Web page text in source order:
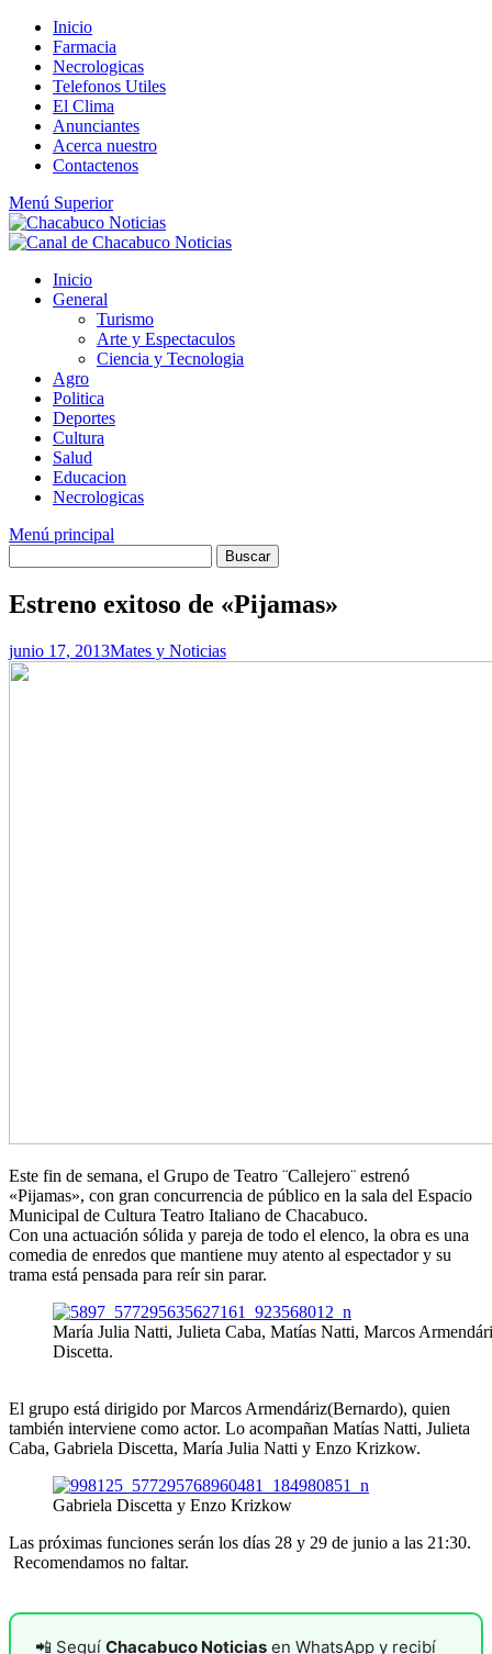
Saltar
contenido
Inicio
Farmacia
Necrologicas
Telefonos Utiles
El Clima
Anunciantes
Acerca nuestro
Contactenos
Menú Superior
Inicio
General
Turismo
Arte y Espectaculos
Ciencia y Tecnologia
Agro
Politica
Deportes
Cultura
Salud
Educacion
Necrologicas
Menú principal
Estreno exitoso de «Pijamas»
junio 17, 2013Mates y Noticias
Este fin de semana, el Grupo de Teatro ¨Callejero¨ estrenó
«Pijamas», con gran concurrencia de público en la sala del Espacio
Municipal de Cultura Teatro Italiano de Chacabuco.
Con una actuación sólida y pareja de todo el elenco, la obra es una
comedia de enredos que mantiene muy atento al espectador y su
trama está pensada para reír sin parar.
María Julia Natti, Julieta Caba, Matías Natti, Marcos
Discetta.
El grupo está dirigido por Marcos Armendáriz(Bernardo), quien
también interviene como actor. Lo acompañan Matías Natti, Julieta
Caba, Gabriela Discetta, María Julia Natti y Enzo Krizkow.
Gabriela Discetta y Enzo Krizkow
Las próximas funciones serán los días 28 y 29 de junio a las 21:30.
Recomendamos no faltar.
📲 Seguí Chacabuco Noticias en WhatsApp y recibí